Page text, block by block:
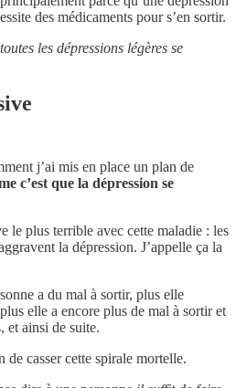
des médicaments pour s’en sortir.
les dépressions légères se
j’ai mis en place un plan de
c’est que la dépression se
le plus terrible avec cette maladie : les
la dépression. J’appelle ça la
a du mal à sortir, plus elle
elle a encore plus de mal à sortir et
et ainsi de suite.
casser cette spirale mortelle.